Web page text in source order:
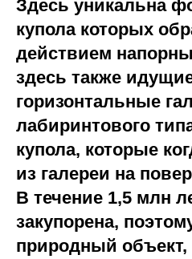
Здесь уникальна
купола которых
действием
здесь также
горизонтальные
лабиринтового
купола, которые
из галереи на
В течение 1,5 млн
закупорена,
природный объект,